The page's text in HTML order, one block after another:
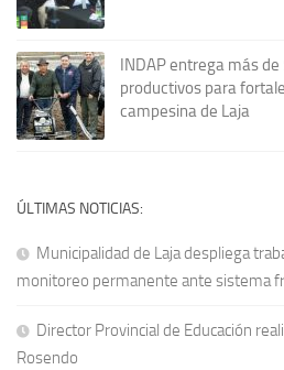
INDAP entrega más
productivos para
campesina de Laja
ÚLTIMAS NOTICIAS:
Municipalidad de Laja despliega
monitoreo permanente ante sistema
Director Provincial de Educación
Rosendo